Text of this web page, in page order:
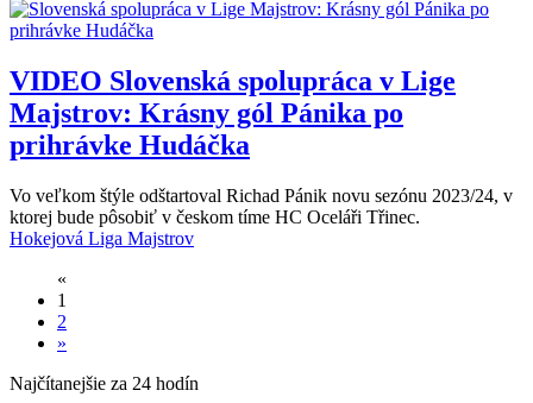
VIDEO Slovenská spolupráca v Lige
Majstrov: Krásny gól Pánika po
prihrávke Hudáčka
Vo veľkom štýle odštartoval Richad Pánik novu sezónu 2023/24, v
ktorej bude pôsobiť v českom tíme HC Oceláři Třinec.
Hokejová Liga Majstrov
«
1
2
»
Najčítanejšie za 24 hodín